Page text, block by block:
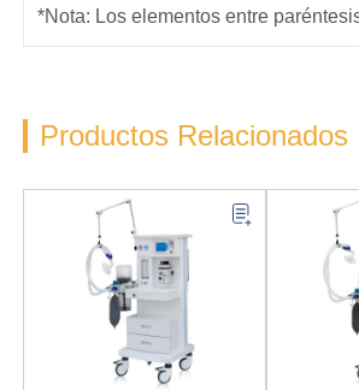
*Nota: Los elementos entre
Productos Relacionados